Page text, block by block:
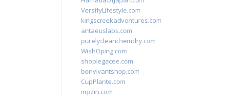
VersifyLifestyle.com
kingscreekadventures.com
antaeuslabs.com
purelycleanchemdry.com
WishOping.com
shoplegacee.com
bonvivantshop.com
CupPlante.com
mpzin.com